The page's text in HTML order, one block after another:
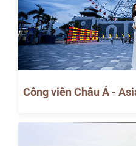
Công viên Châu Á -